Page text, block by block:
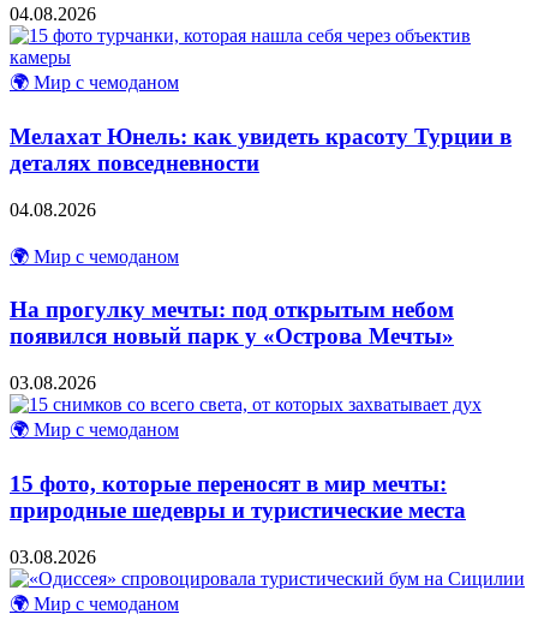
04.08.2026
🌍 Мир с чемоданом
Мелахат Юнель: как увидеть красоту Турции в
деталях повседневности
04.08.2026
🌍 Мир с чемоданом
На прогулку мечты: под открытым небом
появился новый парк у «Острова Мечты»
03.08.2026
🌍 Мир с чемоданом
15 фото, которые переносят в мир мечты:
природные шедевры и туристические места
03.08.2026
🌍 Мир с чемоданом